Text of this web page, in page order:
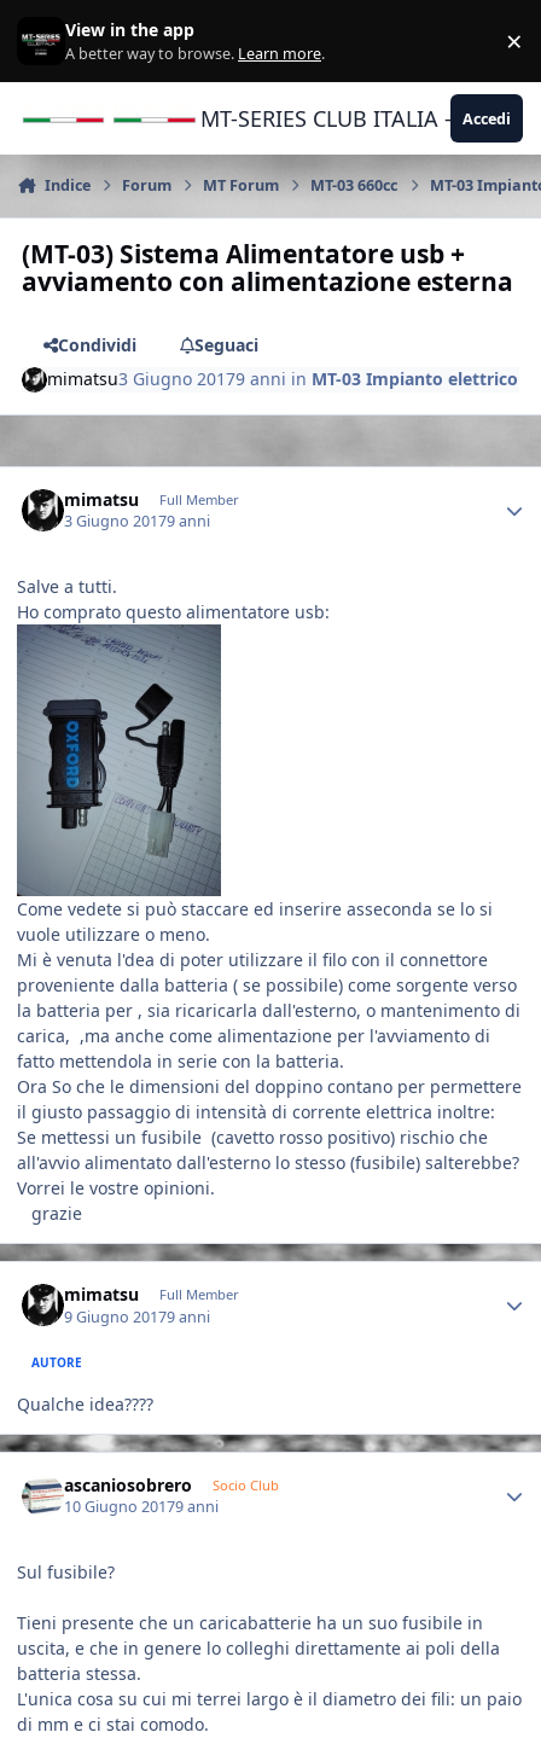
View in the app
A better way to browse. Learn more. ×
MT-SERIES CLUB ITALIA -Accedi
Indice Forum MT Forum MT-03 660cc MT-03
(MT-03) Sistema Alimentatore usb +
avviamento con alimentazione esterna
Condividi
Seguaci
mimatsu3 Giugno 20179 anni in MT-03 Impianto elettrico
mimatsu Full Member
3 Giugno 20179 anni
Salve a tutti.
Ho comprato questo alimentatore usb:
Come vedete si può staccare ed inserire asseconda se lo si
vuole utilizzare o meno.
Mi è venuta l'dea di poter utilizzare il filo con il connettore
proveniente dalla batteria ( se possibile) come sorgente verso
la batteria per , sia ricaricarla dall'esterno, o mantenimento di
carica, ,ma anche come alimentazione per l'avviamento di
fatto mettendola in serie con la batteria.
Ora So che le dimensioni del doppino contano per permettere
il giusto passaggio di intensità di corrente elettrica inoltre:
Se mettessi un fusibile (cavetto rosso positivo) rischio che
all'avvio alimentato dall'esterno lo stesso (fusibile) salterebbe?
Vorrei le vostre opinioni.
grazie
mimatsu Full Member
9 Giugno 20179 anni
AUTORE
Qualche idea????
ascaniosobrero Socio Club
10 Giugno 20179 anni
Sul fusibile?
Tieni presente che un caricabatterie ha un suo fusibile in
uscita, e che in genere lo colleghi direttamente ai poli della
batteria stessa.
L'unica cosa su cui mi terrei largo è il diametro dei fili: un paio
di mm e ci stai comodo.